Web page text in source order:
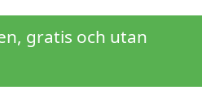
gratis och utan